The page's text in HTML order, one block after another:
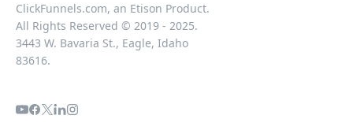
ClickFunnels.com, an Etison Product.
All Rights Reserved © 2019 - 2025.
3443 W. Bavaria St., Eagle, Idaho
83616.